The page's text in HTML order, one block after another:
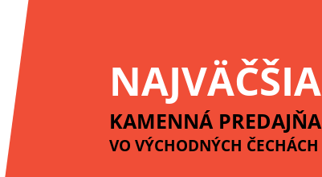
NAJVÄČŠIA
KAMENNÁ PREDAJŇA
VO VÝCHODNÝCH ČECHÁCH